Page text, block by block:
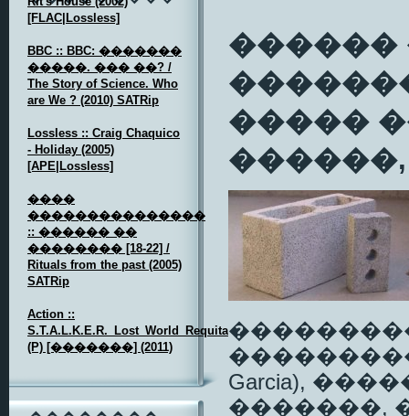
[FLAC|Lossless]
BBC :: BBC: �������
�����. ��� ��? /
The Story of Science. Who
are We ? (2010) SATRip
Lossless :: Craig Chaquico
- Holiday (2005)
[APE|Lossless]
����
���������������
:: ������ ��
�������� [18-22] /
Rituals from the past (2005)
SATRip
Action ::
S.T.A.L.K.E.R._Lost_World_Requital
(P) [�������] (2011)
������
�����
����������
Garcia),
�������,